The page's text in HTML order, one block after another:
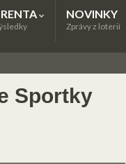
NOVINKY
Zprávy z loterií
Sportky